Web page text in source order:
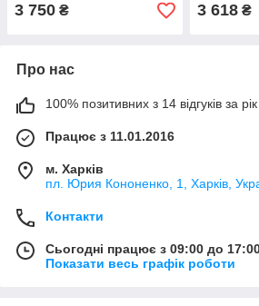
3 750 ₴ 3 618₴
Про нас
100% позитивних з 14 відгуків за рік
Працює з 11.01.2016
м. Харків
пл. Юрия Кононенко, 1, Харків,
Контакти
Сьогодні працює з 09:00 до
Показати весь графік роботи